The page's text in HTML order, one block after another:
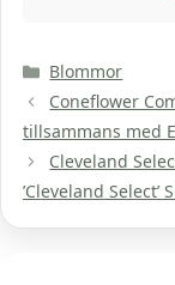
Kategorier
Blommor
Coneflower
tillsammans med
Cleveland
’Cleveland Select’